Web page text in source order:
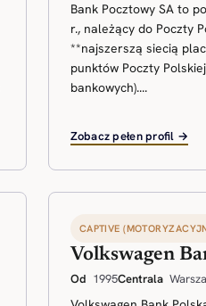
Bank Pocztowy SA to
r., należący do Poczty
**najszerszą siecią
punktów Poczty
bankowych)....
Zobacz pełen profil →
CAPTIVE
Volkswagen
Od 1995Centrala